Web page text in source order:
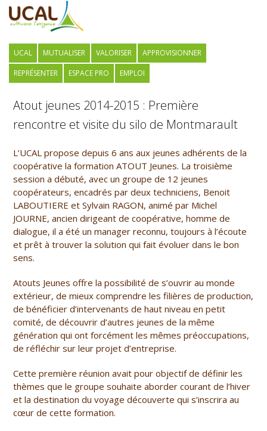
UCAL MUTUALISER VALORISER
APPROVISIONNER
REPRÉSENTER
ESPACE PRO EMPLOI
Atout jeunes 2014-2015 : Première
rencontre et visite du silo de Montmarault
L’UCAL propose depuis 6 ans aux jeunes adhérents de la
coopérative la formation ATOUT Jeunes. La troisième
session a débuté, avec un groupe de 12 jeunes
coopérateurs, encadrés par deux techniciens, Benoit
LABOUTIERE et Sylvain RAGON, animé par Michel
JOURNE, ancien dirigeant de coopérative, homme de
dialogue, il a été un manager reconnu, toujours à l’écoute
et prêt à trouver la solution qui fait évoluer dans le bon
sens.
Atouts Jeunes offre la possibilité de s’ouvrir au monde
extérieur, de mieux comprendre les filières de production,
de bénéficier d’intervenants de haut niveau en petit
comité, de découvrir d’autres jeunes de la même
génération qui ont forcément les mêmes préoccupations,
de réfléchir sur leur projet d’entreprise.
Cette première réunion avait pour objectif de définir les
thèmes que le groupe souhaite aborder courant de l’hiver
et la destination du voyage découverte qui s’inscrira au
cœur de cette formation.